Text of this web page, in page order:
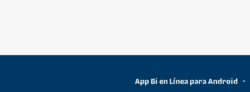
App Bi en Línea para Android •